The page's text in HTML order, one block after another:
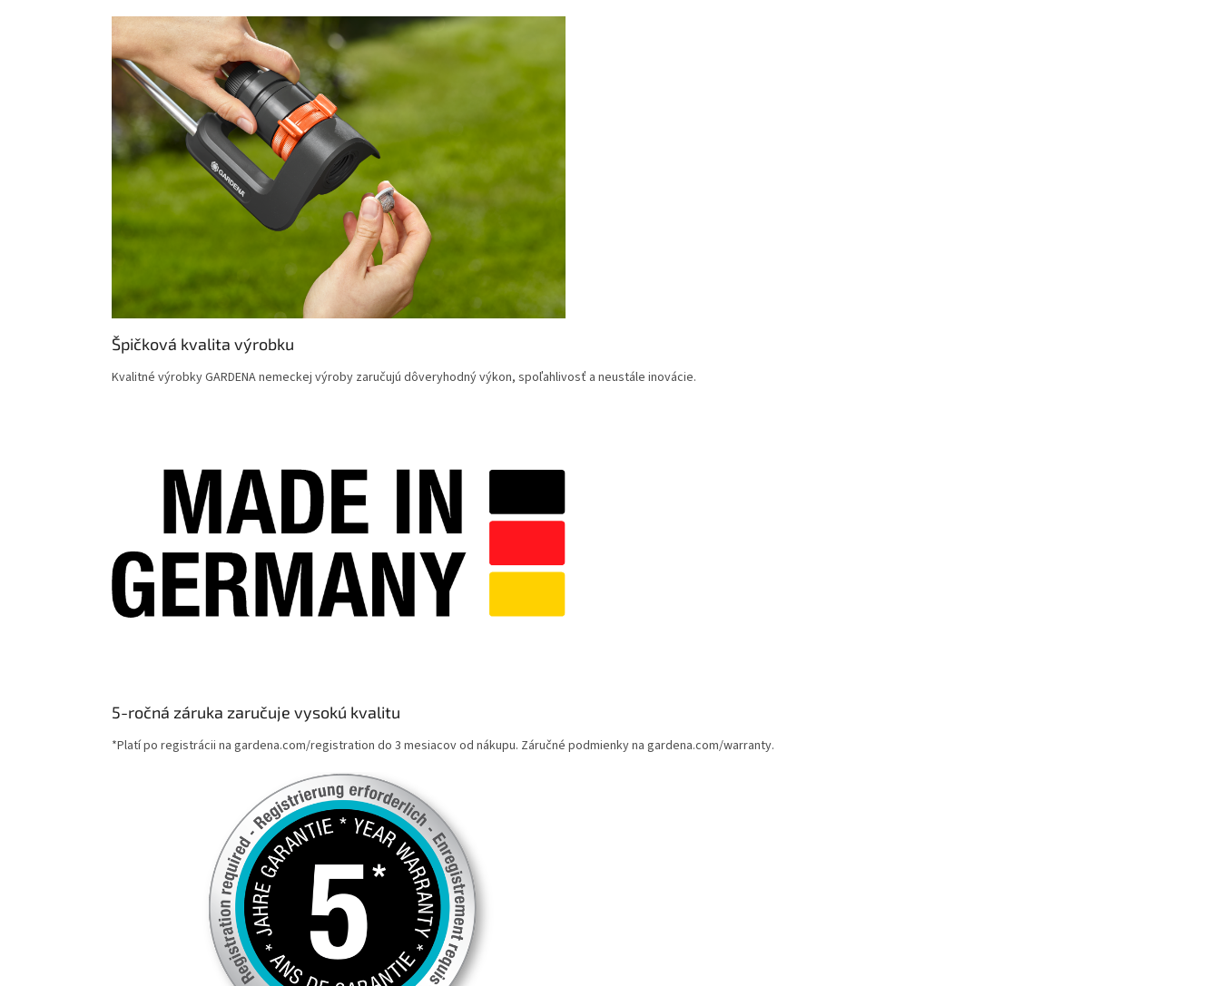
Špičková kvalita výrobku
Kvalitné výrobky GARDENA nemeckej výroby zaručujú dôveryhodný výkon, spoľahlivosť a neustále inovácie.
5-ročná záruka zaručuje vysokú kvalitu
*Platí po registrácii na gardena.com/registration do 3 mesiacov od nákupu. Záručné podmienky na gardena.com/warranty.